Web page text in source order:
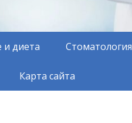
и диета Стоматология
Карта сайта